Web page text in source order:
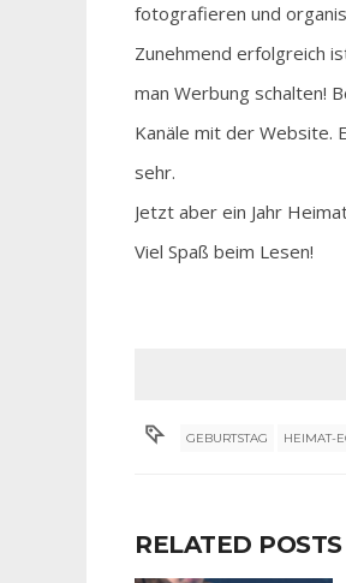
fotografieren und
Zunehmend erfolgreich
man Werbung schalten!
Kanäle mit der Website.
sehr.
Jetzt aber ein Jahr
Viel Spaß beim Lesen!
GEBURTSTAG HEIMAT-
RELATED POSTS